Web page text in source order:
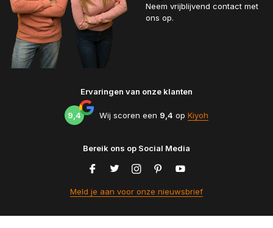
Neem vrijblijvend contact met
ons op.
Ervaringen van onze klanten
9,4 Wij scoren een 9,4 op Kiyoh
Bereik ons op Social Media
Meld je aan voor onze nieuwsbrief